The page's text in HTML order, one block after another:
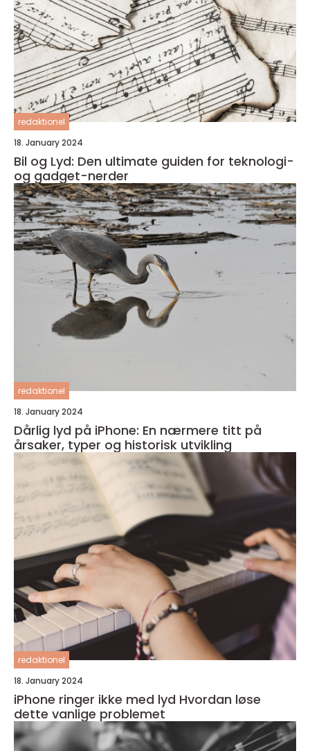
redaktionel
18. January 2024
Bil og Lyd: Den ultimate guiden for teknologi-
og gadget-nerder
redaktionel
18. January 2024
Dårlig lyd på iPhone: En nærmere titt på
årsaker, typer og historisk utvikling
redaktionel
18. January 2024
iPhone ringer ikke med lyd Hvordan løse
dette vanlige problemet